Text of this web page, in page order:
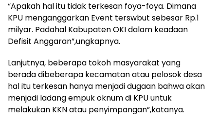
“Apakah hal itu tidak terkesan foya-foya. Dimana
KPU menganggarkan Event terswbut sebesar Rp.1
milyar. Padahal Kabupaten OKI dalam keadaan
Defisit Anggaran”,ungkapnya.
Lanjutnya, beberapa tokoh masyarakat yang
berada dibeberapa kecamatan atau pelosok desa
hal itu terkesan hanya menjadi dugaan bahwa akan
menjadi ladang empuk oknum di KPU untuk
melakukan KKN atau penyimpangan”,katanya.